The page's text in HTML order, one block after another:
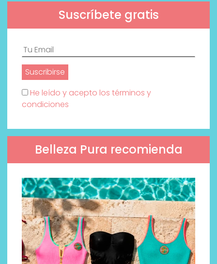
Suscríbete gratis
He leído y acepto los términos y
condiciones
Belleza Pura recomienda